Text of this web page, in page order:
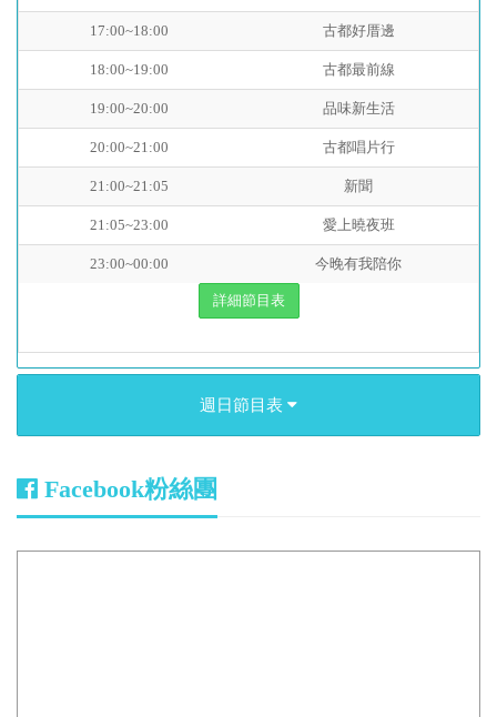
17:00~18:00 古都好厝邊
18:00~19:00 古都最前線
19:00~20:00 品味新生活
20:00~21:00 古都唱片行
21:00~21:05 新聞
21:05~23:00 愛上曉夜班
23:00~00:00 今晚有我陪你
詳細節目表
週日節目表
Facebook粉絲團